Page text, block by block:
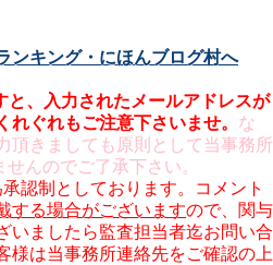
と、入力された メールアドレスが
れぐれもご注意下さいませ。 な
頂きましても原則として当事務所
んのでご了承下さい。
認制としております。コメント
する場合がございますので、関与
いましたら監査担当者迄お問い合
様は当事務所連絡先をご確認の上